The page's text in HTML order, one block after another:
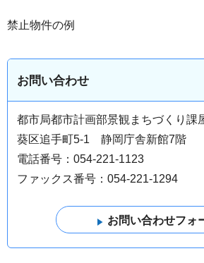
禁止物件の例
お問い合わせ
都市局都市計画部景観まちづくり課
葵区追手町5-1 静岡庁舎新館7階
電話番号：054-221-1123
ファックス番号：054-221-1294